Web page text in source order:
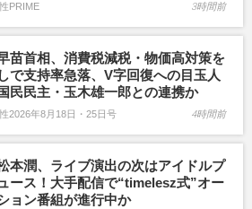
PRIME 3時間前
苗首相、消費税減税・物価高対策を
で支持率急落、V字回復への目玉人
民民主・玉木雄一郎との連携か
2026年8月18日・25日号 4時間前
本潤、ライブ演出の次はアイドルプ
ース！大手配信で“timelesz式”オー
ョン番組が進行中か